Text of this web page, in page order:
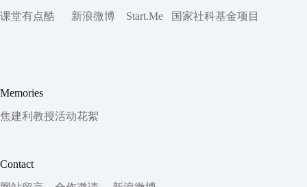
课堂有点酷
新浪微博 Start.Me 国家社科基金项目
Memories
焦建利教授活动花絮
Contact